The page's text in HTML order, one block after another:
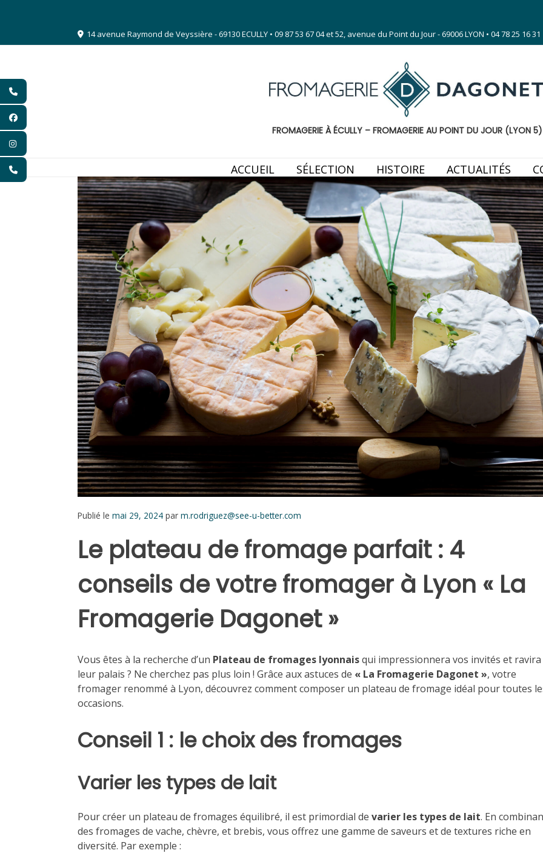
14 avenue Raymond de Veyssière - 69130 ECULLY • 09 87 53 67 04 et 52, avenue du Point du Jour - 69006 LYON • 04 78 25 16 31
FROMAGERIE À ÉCULLY – FROMAGERIE AU POINT DU JOUR (LYON 5)
ACCUEIL SÉLECTION HISTOIRE ACTUALITÉS
Publié le mai 29, 2024par m.rodriguez@see-u-better.com
Le plateau de fromage parfait : 4
conseils de votre fromager à Lyon « La
Fromagerie Dagonet »
Vous êtes à la recherche d’un Plateau de fromages lyonnaisqui impressionnera vos invités et ravira
leur palais ? Ne cherchez pas plus loin ! Grâce aux astuces de « La Fromagerie Dagonet », votre
fromager renommé à Lyon, découvrez comment composer un plateau de fromage idéal pour toutes
occasions.
Conseil 1 : le choix des fromages
Varier les types de lait
Pour créer un plateau de fromages équilibré, il est primordial de varier les types de lait. En
des fromages de vache, chèvre, et brebis, vous offrez une gamme de saveurs et de textures riche en
diversité. Par exemple :